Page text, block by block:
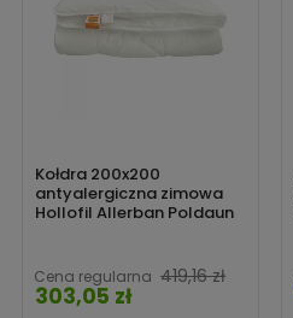
Kołdra 200x200
antyalergiczna zimowa
Hollofil Allerban Poldaun
Cena regularna 419,16 zł
303,05 zł